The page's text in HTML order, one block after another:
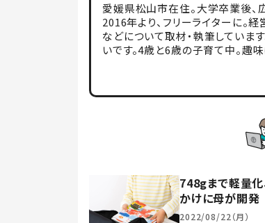
愛媛県松山市在住。大学卒業後
2016年より、フリーライターに。
などについて取材・執筆していま
いです。4歳と6歳の子育て中。趣味
748gまで軽量
かけに母が開発
2022/08/22（月）